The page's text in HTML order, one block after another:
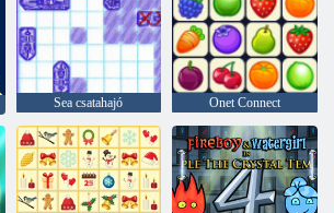
Sea csatahajó Onet Connect